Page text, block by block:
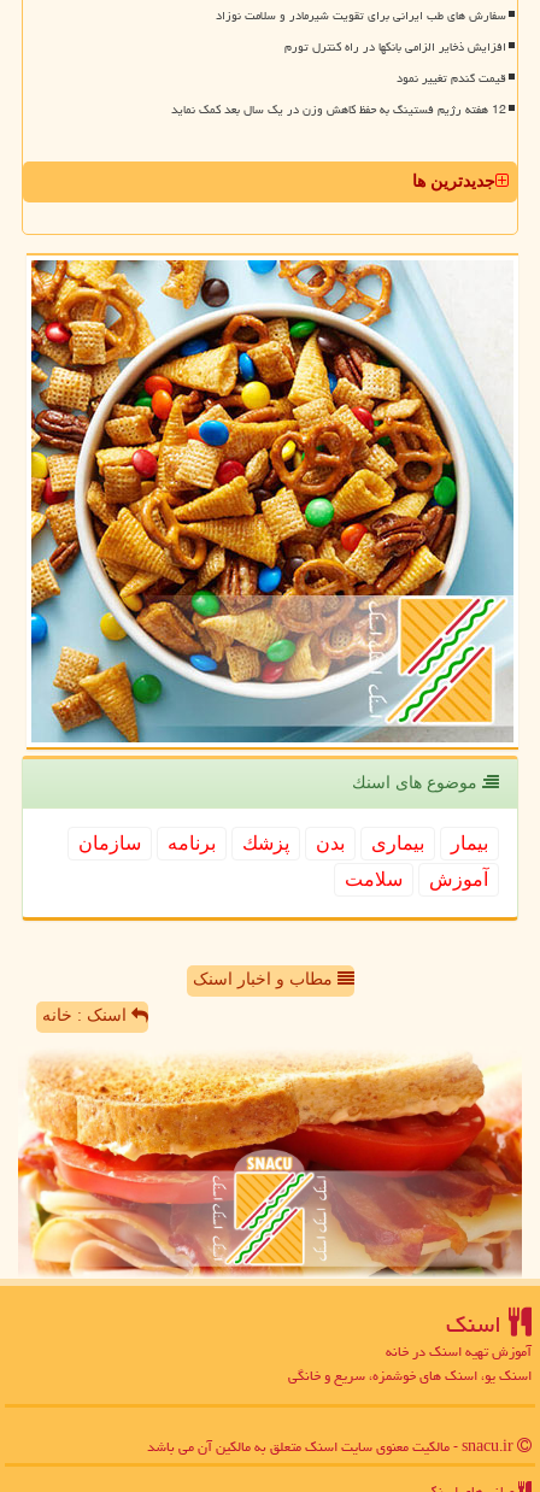
سفارش های طب ایرانی برای تقویت شیرمادر و سلامت نوزاد
افزایش ذخایر الزامی بانکها در راه کنترل تورم
قیمت گندم تغییر نمود
12 هفته رژیم فستینگ به حفظ کاهش وزن در یک سال بعد کمک نماید
جدیدترین ها
موضوع های اسنك
بیمار بیماری بدن پزشك برنامه
سازمان
آموزش
سلامت
مطاب و اخبار اسنک
اسنک : خانه
اسنك
آموزش تهیه اسنک در خانه
اسنک یو، اسنک های خوشمزه، سریع و خانگی